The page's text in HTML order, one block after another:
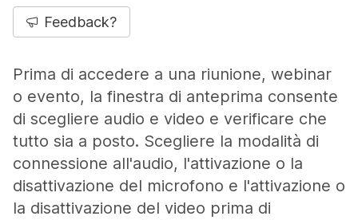
Feedback?
Prima di accedere a una riunione, webinar
o evento, la finestra di anteprima consente
di scegliere audio e video e verificare che
tutto sia a posto. Scegliere la modalità di
connessione all'audio, l'attivazione o la
disattivazione del microfono e l'attivazione o
la disattivazione del video prima di